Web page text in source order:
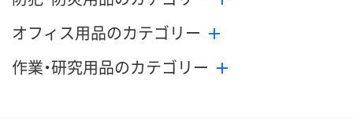
オフィス用品のカテゴリー
作業・研究用品のカテゴリー